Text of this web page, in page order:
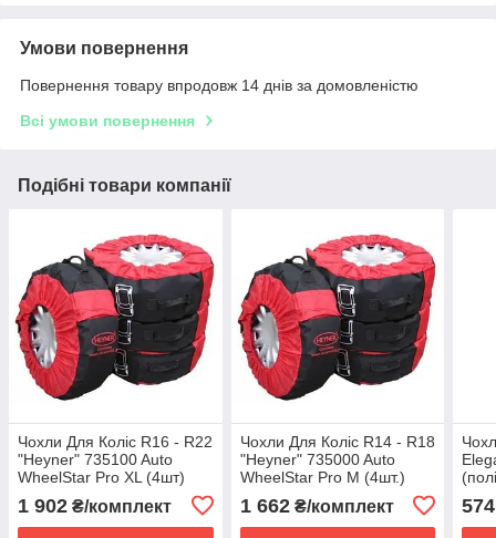
Умови повернення
Повернення товару впродовж 14 днів за домовленістю
Всі умови повернення
Подібні товари компанії
Чохли Для Коліс R16 - R22
"Heyner" 735100 Auto
WheelStar Pro XL (4шт)
1 902 ₴/комплект
Чохли Для Коліс R14 - R18
"Heyner" 735000 Auto
WheelStar Pro M (4шт.)
1 662₴/комплект 574